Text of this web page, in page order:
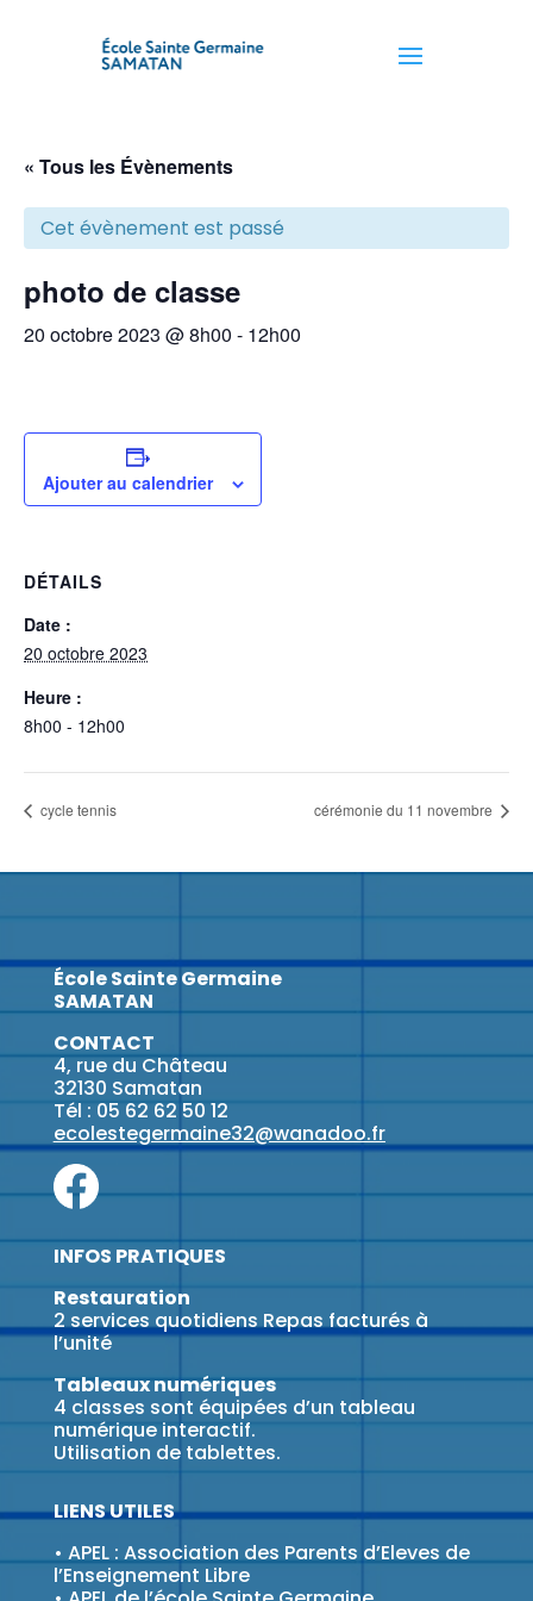
« Tous les Évènements
Cet évènement est passé
photo de classe
20 octobre 2023 @ 8h00 - 12h00
Ajouter au calendrier
DÉTAILS
Date :
20 octobre 2023
Heure :
8h00 - 12h00
cycle tennis cérémonie du 11 novembre
École Sainte Germaine
SAMATAN
CONTACT
4, rue du Château
32130 Samatan
Tél : 05 62 62 50 12
ecolestegermaine32@wanadoo.fr
INFOS PRATIQUES
Restauration
2 services quotidiens Repas facturés à
l’unité
Tableaux numériques
4 classes sont équipées d’un tableau
numérique interactif.
Utilisation de tablettes.
LIENS UTILES
• APEL : Association des Parents d’Eleves de
l’Enseignement Libre